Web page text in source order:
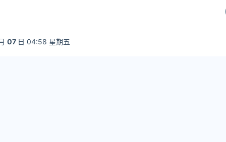
07 日 04:58 星期五